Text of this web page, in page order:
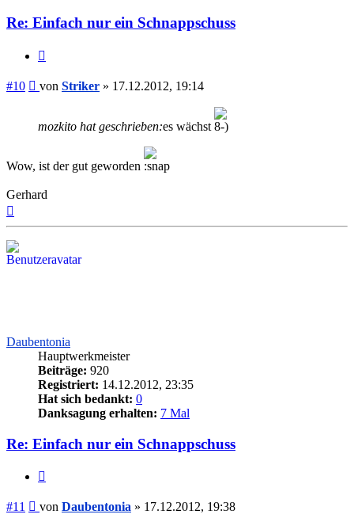
Re: Einfach nur ein Schnappschuss
#10 Beitrag
von Striker » 17.12.2012, 19:14
mozkito hat geschrieben:es wächst
Wow, ist der gut geworden
Gerhard
Daubentonia
Hauptwerkmeister
Beiträge: 920
Registriert: 14.12.2012, 23:35
Hat sich bedankt: 0
Danksagung erhalten: 7 Mal
Re: Einfach nur ein Schnappschuss
#11 Beitrag
von Daubentonia » 17.12.2012, 19:38